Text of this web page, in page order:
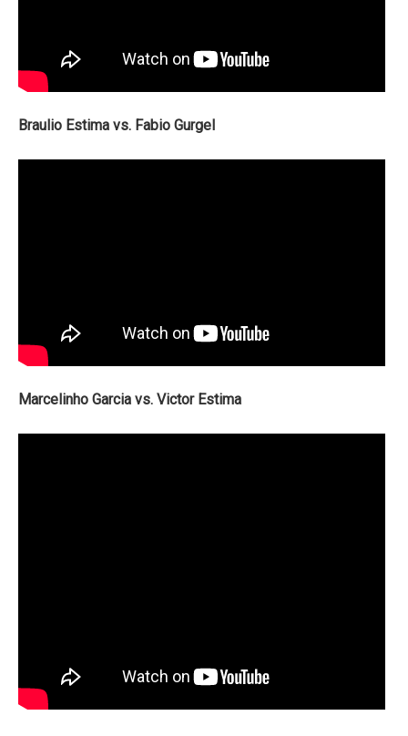
Braulio Estima vs. Fabio Gurgel
Marcelinho Garcia vs. Victor Estima